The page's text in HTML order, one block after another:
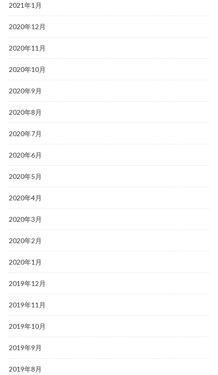
2021年1月
2020年12月
2020年11月
2020年10月
2020年9月
2020年8月
2020年7月
2020年6月
2020年5月
2020年4月
2020年3月
2020年2月
2020年1月
2019年12月
2019年11月
2019年10月
2019年9月
2019年8月